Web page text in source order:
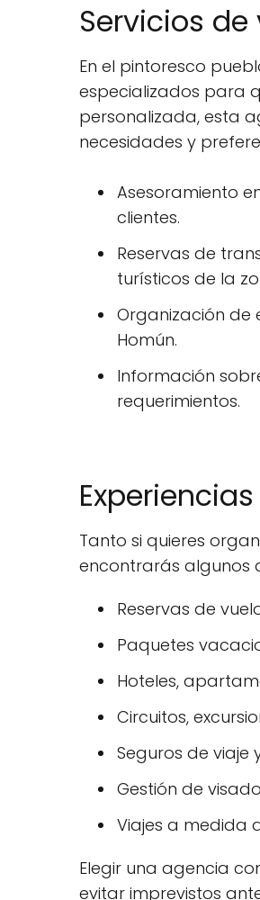
Servicios
En el pintoresco
especializados para
personalizada, esta
necesidades y
Asesoramiento
clientes.
Reservas de
turísticos de la
Organización de
Homún.
Información
requerimientos.
Tanto si quieres
encontrarás algunos
Reservas de
Paquetes
Hoteles,
Circuitos,
Seguros de viaje
Gestión de
Viajes a medida
Elegir una agencia
evitar imprevistos